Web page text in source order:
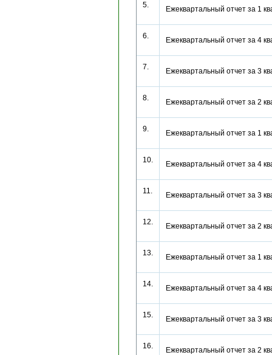
5. Ежеквартальный отчет за 1
6. Ежеквартальный отчет за 4
7. Ежеквартальный отчет за 3
8. Ежеквартальный отчет за 2
9. Ежеквартальный отчет за 1
10. Ежеквартальный отчет за 4
11. Ежеквартальный отчет за 3
12. Ежеквартальный отчет за 2
13. Ежеквартальный отчет за 1
14. Ежеквартальный отчет за 4
15. Ежеквартальный отчет за 3
16. Ежеквартальный отчет за 2